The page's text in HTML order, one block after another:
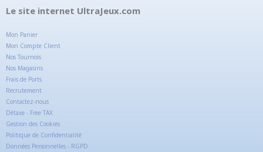
Le site internet UltraJeux.com
Mon Panier
Mon Compte Client
Nos Tournois
Nos Magasins
Frais de Ports
Recrutement
Contactez-nous
Détaxe - Free TAX
Gestion des Cookies
Politique de Confidentialité
Données Personnelles - RGPD